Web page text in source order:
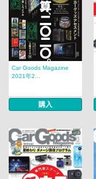
Car Goods Magazine
2021年2...
購入